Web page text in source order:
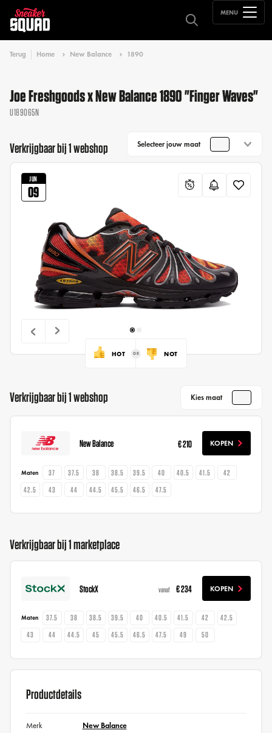
MENU
Terug Home New Balance 1890
Joe Freshgoods x New Balance 1890 "Finger Waves"
U189065N
Verkrijgbaar bij 1 webshop Selecteer jouw maat
JUN
09
HOT NOT
Verkrijgbaar bij 1 webshop Kies maat
New Balance € 210 KOPEN
Maten 37 37.5 38 38.5 39.5 40 40.5 41.5
42
42.5
43 44 44.5 45.5 46.5 47.5
Verkrijgbaar bij 1 marketplace
StockX vanaf € 234 KOPEN
Maten 37.5 38 38.5 39.5 40 40.5 41.5 42
42.5
43
44 44.5 45 45.5 46.5 47.5 49 50
Productdetails
Merk New Balance